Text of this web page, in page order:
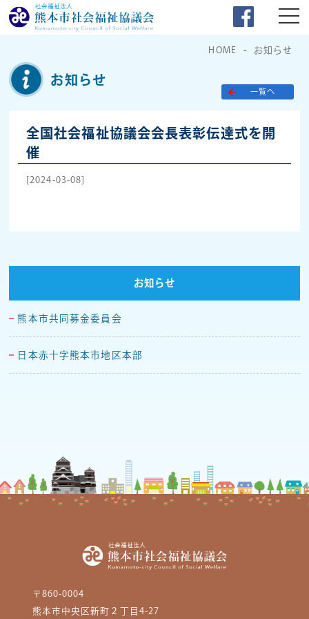
HOME お知らせ
お知らせ
一覧へ
全国社会福祉協議会会長表彰伝達式を開
催
[2024-03-08]
お知らせ
熊本市共同募金委員会
日本赤十字熊本市地区本部
〒860-0004
熊本市中央区新町２丁目4-27